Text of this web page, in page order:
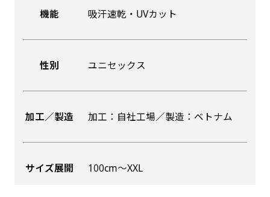
機能 吸汗速乾・UVカット
性別 ユニセックス
加工／製造 加工：自社工場／製造：ベトナム
サイズ展開 100cm〜XXL